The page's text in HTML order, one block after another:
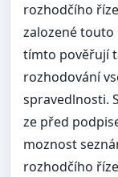
rozhodčího
zalozené
tímto pověřují
rozhodování
spravedlnosti.
ze před
moznost
rozhodčího